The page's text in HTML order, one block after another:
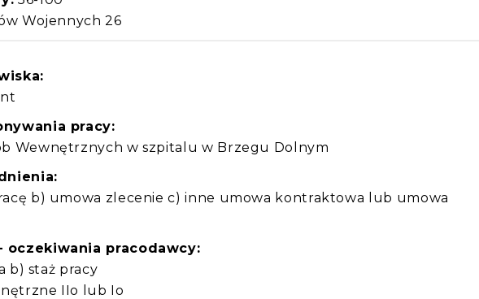
Wojennych 26
pracy:
Wewnętrznych w szpitalu w Brzegu Dolnym
b) umowa zlecenie c) inne umowa kontraktowa lub umowa
oczekiwania pracodawcy:
b) staż pracy
IIo lub Io